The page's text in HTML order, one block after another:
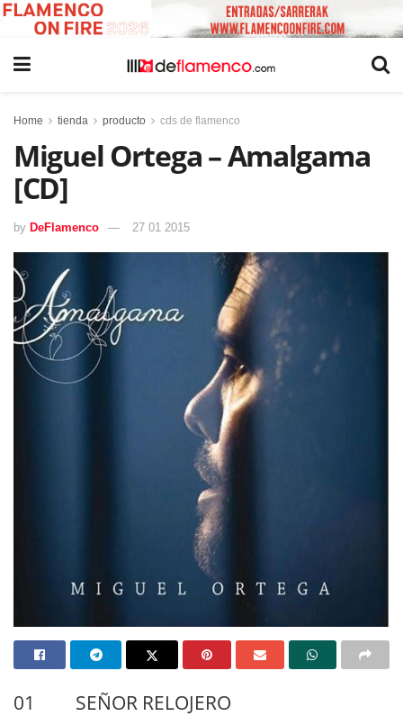
Home tienda producto cds de flamenco
Miguel Ortega – Amalgama
[CD]
by DeFlamenco 27 01 2015
01 SEÑOR RELOJERO